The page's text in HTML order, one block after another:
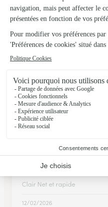
Vernouillet
★★★★★ 4.3 (445)
31, route de Chartres ZAC Plein
Voir la boutique
Ils ont fait livrer des
★ ★ ★ ★ ★
Clair Net et rapide
Clair Net et rapide
12/02/2026